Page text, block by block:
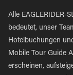
Alle EAGLERIDER-
bedeutet, unser
Hotelbuchungen
Mobile Tour Guide
erscheinen,